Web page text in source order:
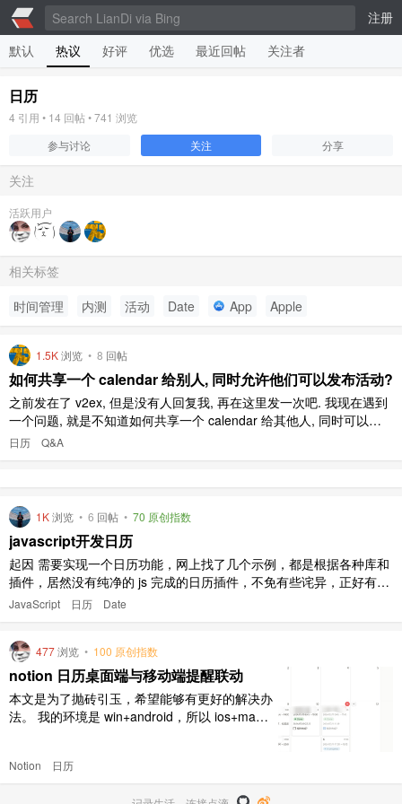
注册
默认
热议 好评 优选 最近回帖 关注者
日历
4 引用 • 14 回帖 •741 浏览
参与讨论
关注 分享
关注
活跃用户
相关标签
时间管理
内测 活动 Date App Apple
1.5K浏览 • 8 回帖
如何共享一个 calendar 给别人, 同时允许他们可以发布活动?
之前发在了 v2ex, 但是没有人回复我, 再在这里发一次吧. 我现在遇到
一个问题, 就是不知道如何共享一个 calendar 给其他人, 同时可以允
许他们发布活动. 具体的需求是: 允许所有人订阅日历 允许活动管理员
日历 Q&A
1K浏览 • 6 回帖 • 70 原创指数
javascript开发日历
起因 需要实现一个日历功能，网上找了几个示例，都是根据各种库和
插件，居然没有纯净的 js 完成的日历插件，不免有些诧异，正好有时
间，准备通过 js 编写一个简单的日历 demo 基础，可自由根据使用的
JavaScript 日历 Date
477浏览 • 100 原创指数
notion 日历桌面端与移动端提醒联动
本文是为了抛砖引玉，希望能够有更好的解决办
法。 我的环境是 win+android，所以 ios+mac
话，还有诸多的问题，所以我对日历的需求不仅
Notion 日历